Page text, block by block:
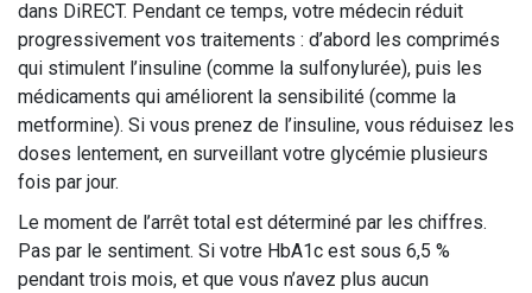
dans DiRECT. Pendant ce temps, votre médecin réduit
progressivement vos traitements : d’abord les comprimés
qui stimulent l’insuline (comme la sulfonylurée), puis les
médicaments qui améliorent la sensibilité (comme la
metformine). Si vous prenez de l’insuline, vous réduisez les
doses lentement, en surveillant votre glycémie plusieurs
fois par jour.
Le moment de l’arrêt total est déterminé par les chiffres.
Pas par le sentiment. Si votre HbA1c est sous 6,5 %
pendant trois mois, et que vous n’avez plus aucun